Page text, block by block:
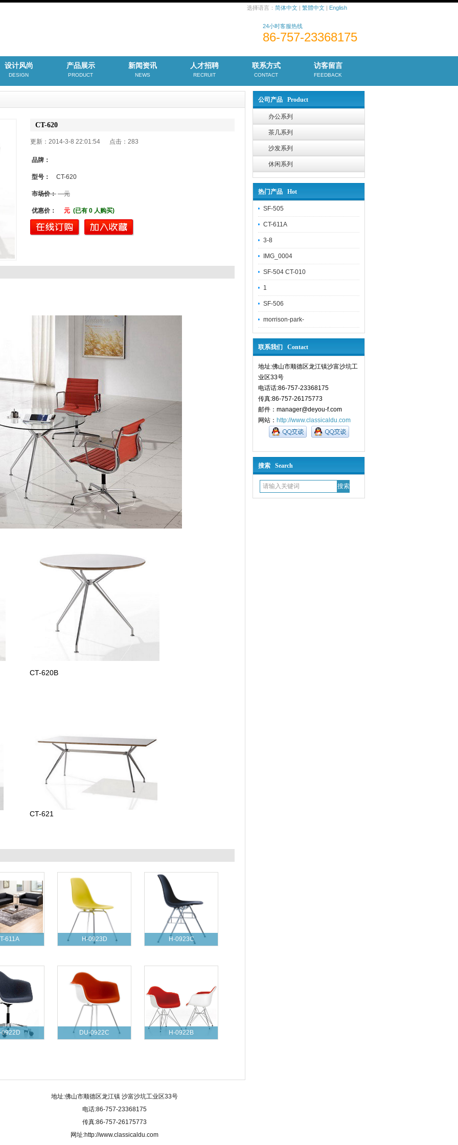
选择语言： 简体中文 | 繁體中文 | English
24小时客服热线
86-757-23368175
设计风尚
DESIGN
产品展示
PRODUCT
新闻资讯
NEWS
人才招聘
RECRUIT
联系方式
CONTACT
访客留言
FEEDBACK
公司产品 Product
办公系列
茶几系列
沙发系列
休闲系列
热门产品 Hot
SF-505
CT-611A
3-8
IMG_0004
SF-504 CT-010
1
SF-506
morrison-park-
联系我们 Contact
地址:佛山市顺德区龙江镇沙富沙坑工
业区33号
电话话:86-757-23368175
传真:86-757-26175773
邮件：manager@deyou-f.com
网站： http://www.classicaldu.com
搜索 Search
CT-620
更新：2014-3-8 22:01:54 点击： 283
品牌：
型号： CT-620
市场价： 元
优惠价： 元 (已有 0 人购买)
CT-620B
CT-621
611A H-0923D H-0923C
0922D DU-0922C H-0922B
地址:佛山市顺德区龙江镇 沙富沙坑工业区33号
电话:86-757-23368175
传真:86-757-26175773
网址:http://www.classicaldu.com